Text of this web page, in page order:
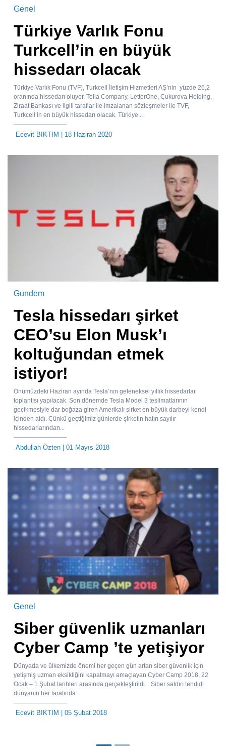
Genel
Türkiye Varlık Fonu
Turkcell’in en büyük
hissedarı olacak
Türkiye Varlık Fonu (TVF), Turkcell İletişim Hizmetleri AŞ’nin yüzde 26,2
oranında hissedarı oluyor. Telia Company, LetterOne, Çukurova Holding,
Ziraat Bankası ve ilgili taraflar ile imzalanan sözleşmeler ile TVF,
Turkcell’in en büyük hissedarı olacak. Türkiye...
Ecevit BIKTIM | 18 Haziran 2020
Gundem
Tesla hissedarı şirket
CEO’su Elon Musk’ı
koltuğundan etmek
istiyor!
Önümüzdeki Haziran ayında Tesla’nın geleneksel yıllık hissedarlar
toplantısı yapılacak. Son dönemde Tesla Model 3 teslimatlarının
gecikmesiyle dar boğaza giren Amerikalı şirket en büyük darbeyi kendi
içinden aldı. Çünkü geçtiğimiz günlerde şirketin hatırı sayılır
hissedarlarından...
Abdullah Özten | 01 Mayıs 2018
Genel
Siber güvenlik uzmanları
Cyber Camp ’te yetişiyor
Dünyada ve ülkemizde önemi her geçen gün artan siber güvenlik için
yetişmiş uzman eksikliğini kapatmayı amaçlayan Cyber Camp 2018, 22
Ocak – 1 Şubat tarihleri arasında gerçekleştirildi. Siber saldırı tehdidi
dünyanın her tarafında...
Ecevit BIKTIM | 05 Şubat 2018